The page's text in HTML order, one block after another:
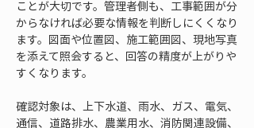
ことが大切です。管理者側も、工事範囲が分
からなければ必要な情報を判断しにくくなり
ます。図面や位置図、施工範囲図、現地写真
を添えて照会すると、回答の精度が上がりや
すくなります。
確認対象は、上下水道、雨水、ガス、電気、
通信、道路排水、農業用水、消防関連設備、